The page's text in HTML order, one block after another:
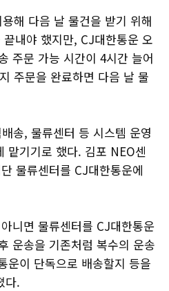
해 다음 날 물건을 받기 위해
내야 했지만, CJ대한통운 오
주문 가능 시간이 4시간 늘어
주문을 완료하면 다음 날 물
송, 물류센터 등 시스템 운영
맡기기로 했다. 김포 NEO센
물류센터를 CJ대한통운에
니면 물류센터를 CJ대한통운
운송을 기존처럼 복수의 운송
운이 단독으로 배송할지 등을
다.